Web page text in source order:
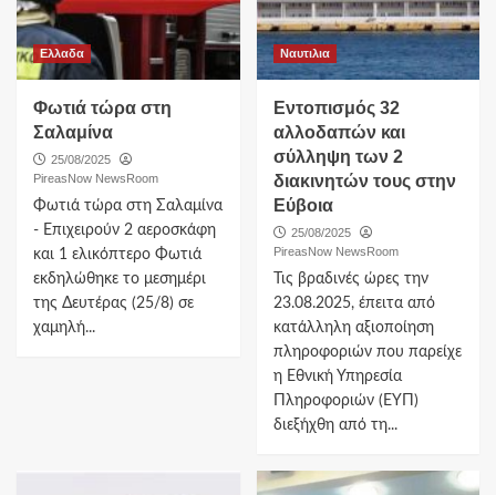
Ελλαδα
Φωτιά τώρα στη
Σαλαμίνα
25/08/2025
PireasNow NewsRoom
Φωτιά τώρα στη Σαλαμίνα
- Επιχειρούν 2 αεροσκάφη
και 1 ελικόπτερο Φωτιά
εκδηλώθηκε το μεσημέρι
της Δευτέρας (25/8) σε
χαμηλή...
Ναυτιλια
Εντοπισμός 32
αλλοδαπών και
σύλληψη των 2
διακινητών τους στην
Εύβοια
25/08/2025
PireasNow NewsRoom
Τις βραδινές ώρες την
23.08.2025, έπειτα από
κατάλληλη αξιοποίηση
πληροφοριών που παρείχε
η Εθνική Υπηρεσία
Πληροφοριών (ΕΥΠ)
διεξήχθη από τη...